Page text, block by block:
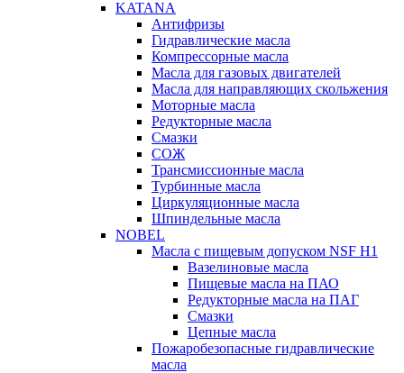
KATANA
Антифризы
Гидравлические масла
Компрессорные масла
Масла для газовых двигателей
Масла для направляющих скольжения
Моторные масла
Редукторные масла
Смазки
СОЖ
Трансмиссионные масла
Турбинные масла
Циркуляционные масла
Шпиндельные масла
NOBEL
Масла с пищевым допуском NSF H1
Вазелиновые масла
Пищевые масла на ПАО
Редукторные масла на ПАГ
Смазки
Цепные масла
Пожаробезопасные гидравлические
масла